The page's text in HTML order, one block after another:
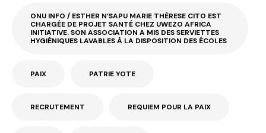
ONU INFO / ESTHER N’SAPU MARIE THÈRESE CITO EST
CHARGÉE DE PROJET SANTÉ CHEZ UWEZO AFRICA
INITIATIVE. SON ASSOCIATION A MIS DES SERVIETTES
HYGIÉNIQUES LAVABLES À LA DISPOSITION DES ÉCOLES
PAIX PATRIE YOTE
RECRUTEMENT REQUIEM POUR LA PAIX